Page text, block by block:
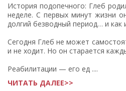
История подопечного: Глеб
неделе. С первых минут жизни
долгий безводный период… и
Сегодня Глеб не может
и не ходит. Но он старается
Реабилитации — его ед ....
ЧИТАТЬ ДАЛЕЕ>>